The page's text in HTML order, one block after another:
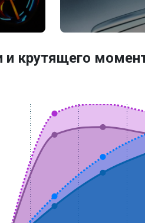
и крутящего